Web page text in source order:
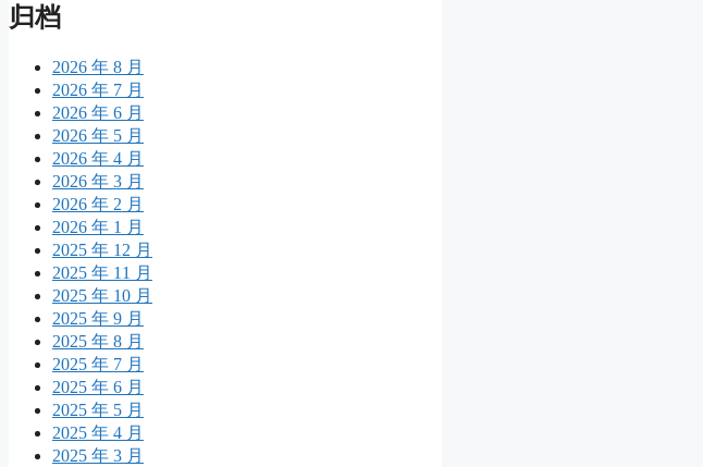
归档
2026 年 8 月
2026 年 7 月
2026 年 6 月
2026 年 5 月
2026 年 4 月
2026 年 3 月
2026 年 2 月
2026 年 1 月
2025 年 12 月
2025 年 11 月
2025 年 10 月
2025 年 9 月
2025 年 8 月
2025 年 7 月
2025 年 6 月
2025 年 5 月
2025 年 4 月
2025 年 3 月